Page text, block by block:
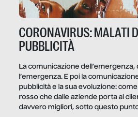
CORONAVIRUS: MALATI
PUBBLICITÀ
La comunicazione
l’emergenza. E poi la
pubblicità e la sua evoluzione:
rosso che dalle aziende porta ai
davvero migliori, sotto questo